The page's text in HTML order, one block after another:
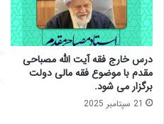
ا
د
ی
ن
ب
و
د
م
و
س
و
ی
خ
و
درس خارج فقه آیت الله مصباحی
مقدم با موضوع فقه مالی دولت
برگزار می شود.
21 سپتامبر 2025